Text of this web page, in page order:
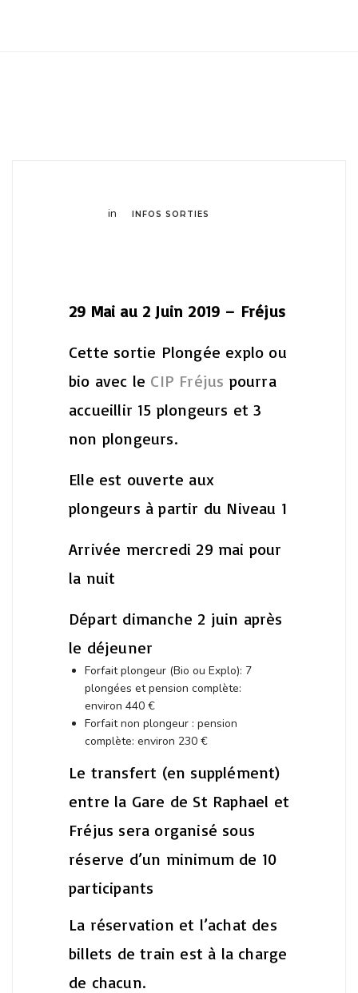
in INFOS SORTIES
29 Mai au 2 Juin 2019 – Fréjus
Cette sortie Plongée explo ou
bio avec le CIP Fréjus pourra
accueillir 15 plongeurs et 3
non plongeurs.
Elle est ouverte aux
plongeurs à partir du Niveau 1
Arrivée mercredi 29 mai pour
la nuit
Départ dimanche 2 juin après
le déjeuner
Forfait plongeur (Bio ou Explo): 7
plongées et pension complète:
environ 440 €
Forfait non plongeur : pension
complète: environ 230 €
Le transfert (en supplément)
entre la Gare de St Raphael et
Fréjus sera organisé sous
réserve d’un minimum de 10
participants
La réservation et l’achat des
billets de train est à la charge
de chacun.